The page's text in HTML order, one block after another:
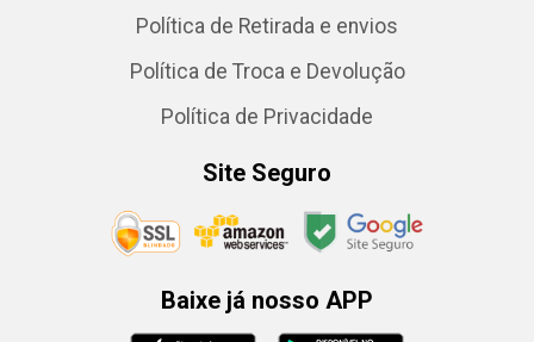
Política de Retirada e envios
Política de Troca e Devolução
Política de Privacidade
Site Seguro
Baixe já nosso APP